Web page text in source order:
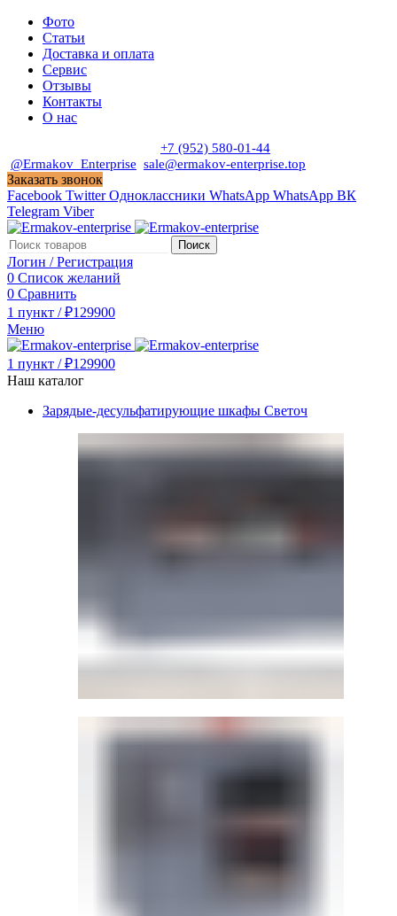
Фото
Статьи
Доставка и оплата
Сервис
Отзывы
Контакты
О нас
+7 (952) 580-01-44
@Ermakov_Enterprise sale@ermakov-enterprise.top
Заказать звонок
Facebook Twitter Одноклассники WhatsApp WhatsApp ВК
Telegram Viber
Поиск
Логин / Регистрация
0 Список желаний
0 Сравнить
1 пункт / ₽129900
Меню
1 пункт / ₽129900
Наш каталог
Зарядые-десульфатирующие шкафы Светоч